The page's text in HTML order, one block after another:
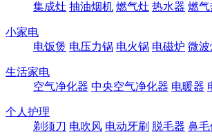
集成灶 抽油烟机 燃气灶 热水器 燃气
小家电
电饭煲 电压力锅 电火锅 电磁炉 微波
生活家电
空气净化器 中央空气净化器 电暖器
个人护理
剃须刀 电吹风 电动牙刷 脱毛器 鼻毛